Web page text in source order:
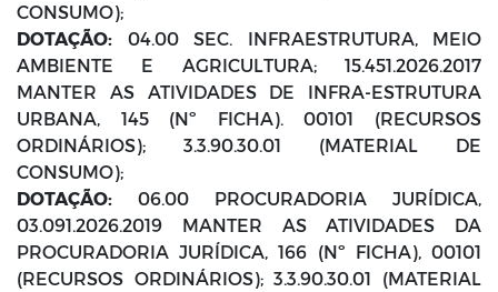
CONSUMO);
DOTAÇÃO: 04.00 SEC. INFRAESTRUTURA, MEIO
AMBIENTE E AGRICULTURA; 15.451.2026.2017
MANTER AS ATIVIDADES DE INFRA-ESTRUTURA
URBANA, 145 (Nº FICHA). 00101 (RECURSOS
ORDINÁRIOS); 3.3.90.30.01 (MATERIAL DE
CONSUMO);
DOTAÇÃO: 06.00 PROCURADORIA JURÍDICA,
03.091.2026.2019 MANTER AS ATIVIDADES DA
PROCURADORIA JURÍDICA, 166 (Nº FICHA), 00101
(RECURSOS ORDINÁRIOS); 3.3.90.30.01 (MATERIAL